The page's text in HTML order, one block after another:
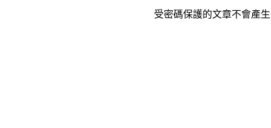
受密碼保護的文章不會產